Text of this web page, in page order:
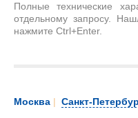
Полные технические
отдельному запросу.
нажмите Ctrl+Enter.
Москва | Санкт-